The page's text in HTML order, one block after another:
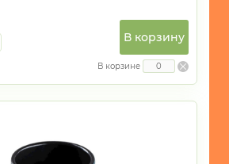
В корзину
В корзине